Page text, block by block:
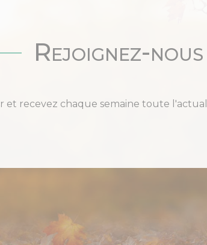
Rejoignez-nous
et recevez chaque semaine toute